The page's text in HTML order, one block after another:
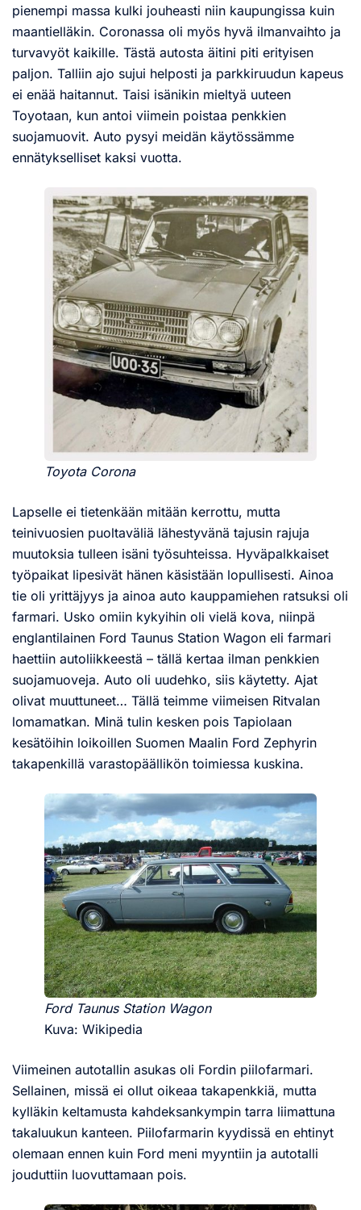
pienempi massa kulki jouheasti niin kaupungissa kuin
maantielläkin. Coronassa oli myös hyvä ilmanvaihto ja
turvavyöt kaikille. Tästä autosta äitini piti erityisen
paljon. Talliin ajo sujui helposti ja parkkiruudun kapeus
ei enää haitannut. Taisi isänikin mieltyä uuteen
Toyotaan, kun antoi viimein poistaa penkkien
suojamuovit. Auto pysyi meidän käytössämme
ennätykselliset kaksi vuotta.
Toyota Corona
Lapselle ei tietenkään mitään kerrottu, mutta
teinivuosien puoltaväliä lähestyvänä tajusin rajuja
muutoksia tulleen isäni työsuhteissa. Hyväpalkkaiset
työpaikat lipesivät hänen käsistään lopullisesti. Ainoa
tie oli yrittäjyys ja ainoa auto kauppamiehen ratsuksi oli
farmari. Usko omiin kykyihin oli vielä kova, niinpä
englantilainen Ford Taunus Station Wagon eli farmari
haettiin autoliikkeestä – tällä kertaa ilman penkkien
suojamuoveja. Auto oli uudehko, siis käytetty. Ajat
olivat muuttuneet… Tällä teimme viimeisen Ritvalan
lomamatkan. Minä tulin kesken pois Tapiolaan
kesätöihin loikoillen Suomen Maalin Ford Zephyrin
takapenkillä varastopäällikön toimiessa kuskina.
Ford Taunus Station Wagon
Kuva: Wikipedia
Viimeinen autotallin asukas oli Fordin piilofarmari.
Sellainen, missä ei ollut oikeaa takapenkkiä, mutta
kylläkin keltamusta kahdeksankympin tarra liimattuna
takaluukun kanteen. Piilofarmarin kyydissä en ehtinyt
olemaan ennen kuin Ford meni myyntiin ja autotalli
jouduttiin luovuttamaan pois.